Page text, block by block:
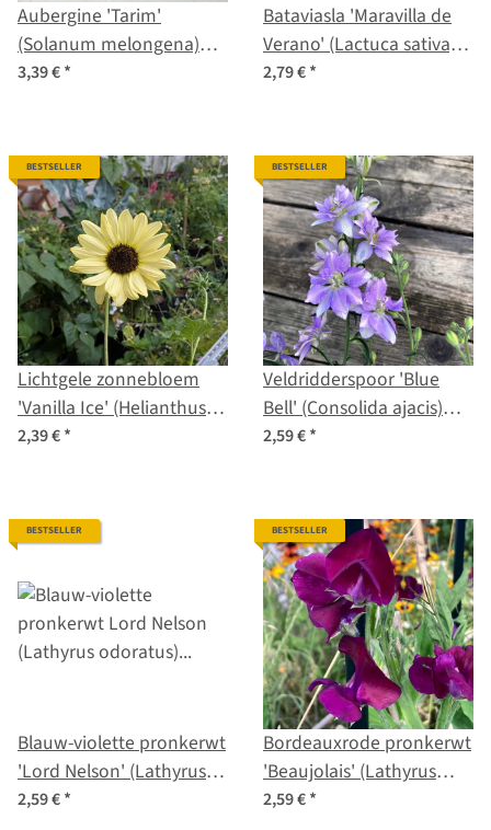
Aubergine 'Tarim'
(Solanum melongena)
biologisch zaad
3,39 €*
Bataviasla 'Maravilla de
Verano' (Lactuca sativa)
zaden
2,79 €*
BESTSELLER
Lichtgele zonnebloem
'Vanilla Ice' (Helianthus
debilis) zaad
2,39 €*
BESTSELLER
Veldridderspoor 'Blue
Bell' (Consolida ajacis)
zaden
2,59 €*
BESTSELLER
Blauw-violette pronkerwt
'Lord Nelson' (Lathyrus
odoratus) zaden
2,59 €*
BESTSELLER
Bordeauxrode pronkerwt
'Beaujolais' (Lathyrus
odoratus) zaden
2,59 €*